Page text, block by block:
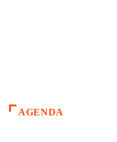
AGENDA